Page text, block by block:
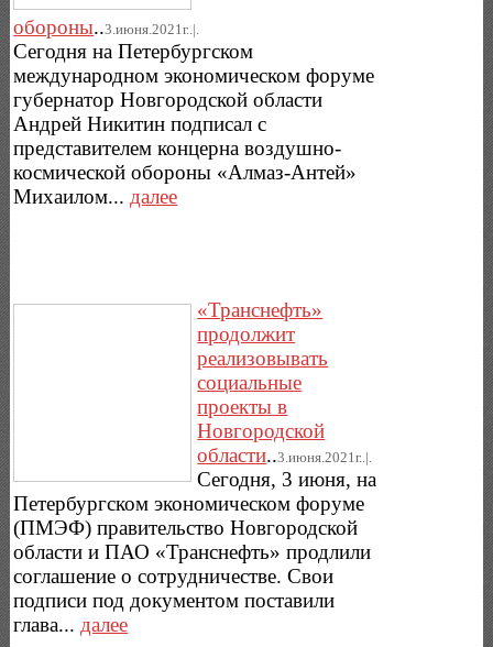
обороны..3.июня.2021г..|.
Сегодня на Петербургском
международном экономическом форуме
губернатор Новгородской области
Андрей Никитин подписал с
представителем концерна воздушно-
космической обороны «Алмаз-Антей»
Михаилом... далее
«Транснефть»
продолжит
реализовывать
социальные
проекты в
Новгородской
области..3.июня.2021г..|.
Сегодня, 3 июня, на
Петербургском экономическом форуме
(ПМЭФ) правительство Новгородской
области и ПАО «Транснефть» продлили
соглашение о сотрудничестве. Свои
подписи под документом поставили
глава... далее